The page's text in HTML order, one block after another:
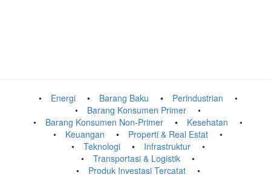
Energi Barang Baku
Perindustrian
Barang Konsumen Primer
Barang Konsumen Non-Primer
Kesehatan
Keuangan
Properti & Real Estat
Teknologi
Infrastruktur
Transportasi & Logistik
Produk Investasi Tercatat